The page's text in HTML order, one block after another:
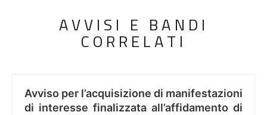
AVVISI E BANDI
CORRELATI
Avviso per l’acquisizione di manifestazioni
di interesse finalizzata all’affidamento di